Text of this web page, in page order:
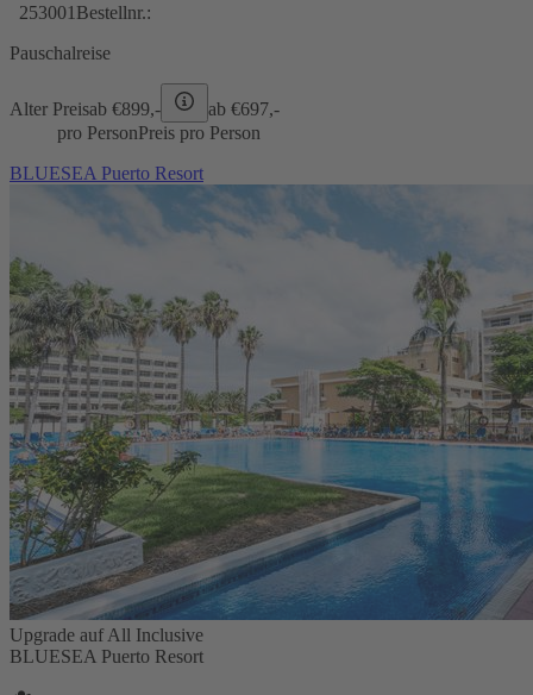
253001 Bestellnr.:
Pauschalreise
Alter Preisab €899,- ab €697,-
pro PersonPreis pro Person
BLUESEA Puerto Resort
Upgrade auf All Inclusive
BLUESEA Puerto Resort